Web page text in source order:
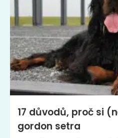
17 důvodů, proč si
gordon setra